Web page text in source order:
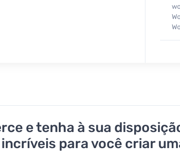
e tenha à sua
para você criar